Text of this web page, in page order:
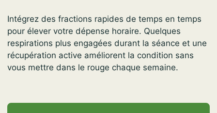
Intégrez des fractions rapides de temps en temps
pour élever votre dépense horaire. Quelques
respirations plus engagées durant la séance et une
récupération active améliorent la condition sans
vous mettre dans le rouge chaque semaine.